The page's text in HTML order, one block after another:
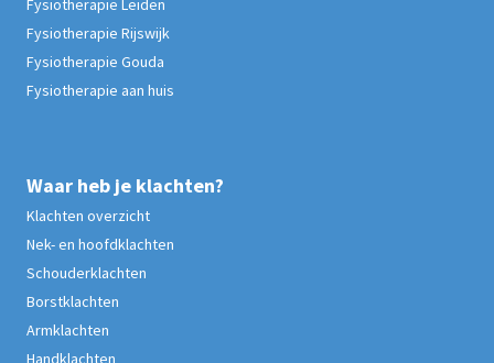
Fysiotherapie Leiden
Fysiotherapie Rijswijk
Fysiotherapie Gouda
Fysiotherapie aan huis
Waar heb je klachten?
Klachten overzicht
Nek- en hoofdklachten
Schouderklachten
Borstklachten
Armklachten
Handklachten